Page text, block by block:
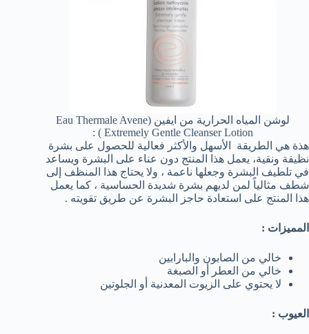
لوشن المياه الحرارية من ايفين (Eau Thermale Avene
Extremely Gentle Cleanser Lotion ) :
هذة هي الطريقة الأسهل والأكثر فعالية للحصول على بشرة
نظيفة ونقية، يعمل هذا المنتج دون عناء على البشرة ويساعد
في تلطيف البشرة وجعلها ناعمة ، ولا يحتاج هذا المنظف إلى
شطف مثالياً لمن لديهم بشرة شديدة الحساسية ، كما يعمل
هذا المنتج على استعادة حاجز البشرة عن طريق تقويته .
المميزات :
خالي من الصابون والبارابين
خالي من العطر أو الصبغة
لا يحتوي على الزيوت المعدنية أو الجلوتين
العيوب :